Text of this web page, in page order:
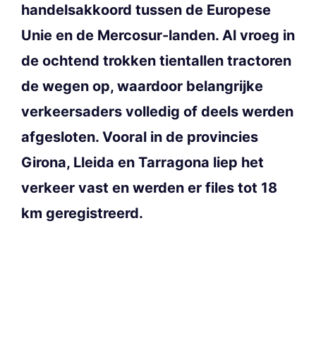
handelsakkoord tussen de Europese
Unie en de Mercosur-landen. Al vroeg in
de ochtend trokken tientallen tractoren
de wegen op, waardoor belangrijke
verkeersaders volledig of deels werden
afgesloten. Vooral in de provincies
Girona, Lleida en Tarragona liep het
verkeer vast en werden er files tot 18
km geregistreerd.